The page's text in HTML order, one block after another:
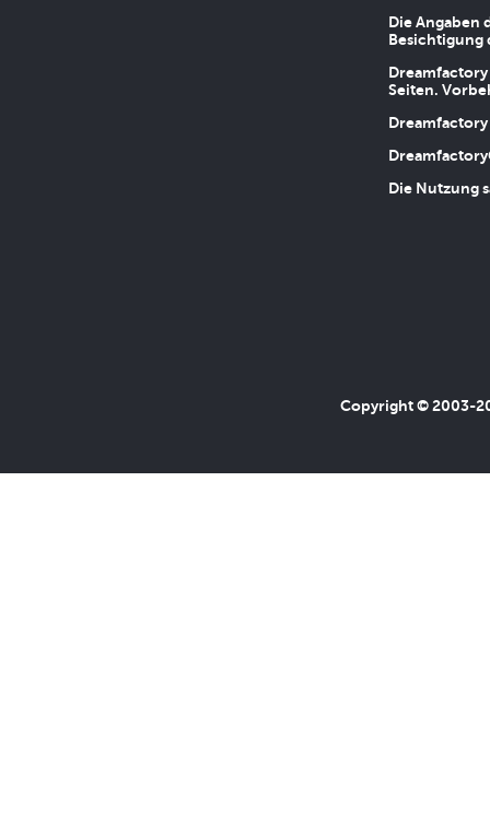
Die
Besichtigung
Seiten.
Die Nutzung
Copyright © 2003-